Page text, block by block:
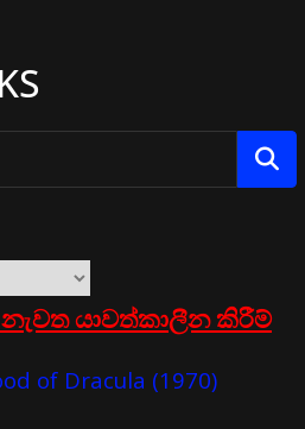
යාවත්කාලීන කිරීම්
of Dracula (1970)